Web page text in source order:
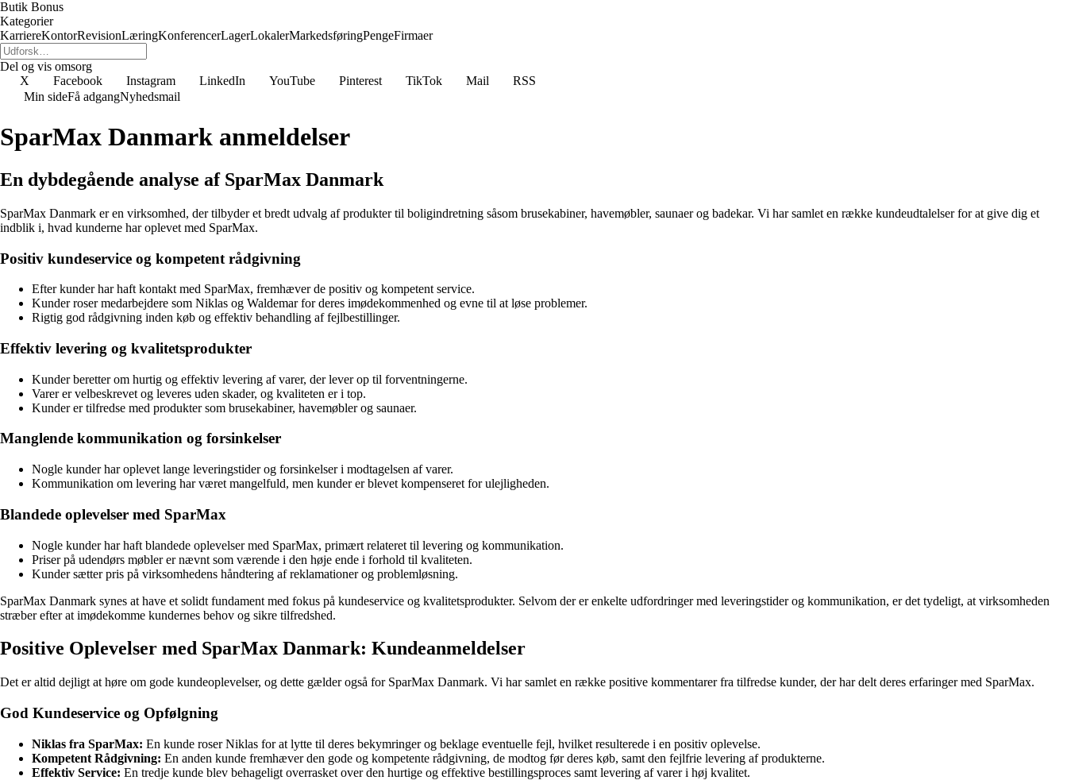
Butik Bonus
Kategorier
KarriereKontorRevisionLæringKonferencerLagerLokalerMarkedsføringPengeFirmaer
Del og vis omsorg
X
Facebook Instagram LinkedIn YouTube Pinterest TikTok Mail
RSS
Min sideFå adgangNyhedsmail
SparMax Danmark anmeldelser
En dybdegående analyse af SparMax Danmark
SparMax Danmark er en virksomhed, der tilbyder et bredt udvalg af produkter til boligindretning såsom brusekabiner, havemøbler, saunaer og badekar. Vi har samlet en række kundeudtalelser for at give dig et
indblik i, hvad kunderne har oplevet med SparMax.
Positiv kundeservice og kompetent rådgivning
Efter kunder har haft kontakt med SparMax, fremhæver de positiv og kompetent service.
Kunder roser medarbejdere som Niklas og Waldemar for deres imødekommenhed og evne til at løse problemer.
Rigtig god rådgivning inden køb og effektiv behandling af fejlbestillinger.
Effektiv levering og kvalitetsprodukter
Kunder beretter om hurtig og effektiv levering af varer, der lever op til forventningerne.
Varer er velbeskrevet og leveres uden skader, og kvaliteten er i top.
Kunder er tilfredse med produkter som brusekabiner, havemøbler og saunaer.
Manglende kommunikation og forsinkelser
Nogle kunder har oplevet lange leveringstider og forsinkelser i modtagelsen af varer.
Kommunikation om levering har været mangelfuld, men kunder er blevet kompenseret for ulejligheden.
Blandede oplevelser med SparMax
Nogle kunder har haft blandede oplevelser med SparMax, primært relateret til levering og kommunikation.
Priser på udendørs møbler er nævnt som værende i den høje ende i forhold til kvaliteten.
Kunder sætter pris på virksomhedens håndtering af reklamationer og problemløsning.
SparMax Danmark synes at have et solidt fundament med fokus på kundeservice og kvalitetsprodukter. Selvom der er enkelte udfordringer med leveringstider og kommunikation, er det tydeligt, at virksomheden
stræber efter at imødekomme kundernes behov og sikre tilfredshed.
Positive Oplevelser med SparMax Danmark: Kundeanmeldelser
Det er altid dejligt at høre om gode kundeoplevelser, og dette gælder også for SparMax Danmark. Vi har samlet en række positive kommentarer fra tilfredse kunder, der har delt deres erfaringer med SparMax.
God Kundeservice og Opfølgning
Niklas fra SparMax: En kunde roser Niklas for at lytte til deres bekymringer og beklage eventuelle fejl, hvilket resulterede i en positiv oplevelse.
Kompetent Rådgivning: En anden kunde fremhæver den gode og kompetente rådgivning, de modtog før deres køb, samt den fejlfrie levering af produkterne.
Effektiv Service: En tredje kunde blev behageligt overrasket over den hurtige og effektive bestillingsproces samt levering af varer i høj kvalitet.